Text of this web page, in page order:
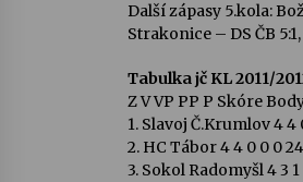
Další zápasy 5.kola:
Strakonice – DS ČB
Tabulka jč KL 2011/
Z V VP PP P Skóre
1. Slavoj Č.Krumlov 4 4
2. HC Tábor 4 4 0 0 0
3. Sokol Radomyšl 4 3 1